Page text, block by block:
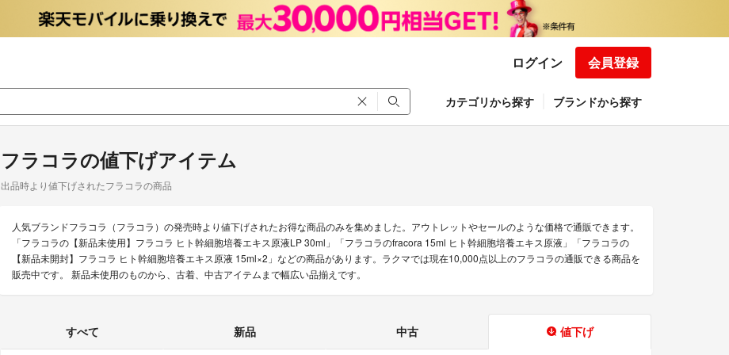
ログイン 会員登録
カテゴリから探す ブランドから探す
フラコラの値下げアイテム
出品時より値下げされたフラコラの商品
人気ブランドフラコラ（フラコラ）の発売時より値下げされたお得な商品のみを集めました。アウトレットやセールのような価格で通販できます。
「フラコラの【新品未使用】フラコラ ヒト幹細胞培養エキス原液LP 30ml」「フラコラのfracora 15ml ヒト幹細胞培養エキス原液」「フラコラの
【新品未開封】フラコラ ヒト幹細胞培養エキス原液 15ml×2」などの商品があります。ラクマでは現在10,000点以上のフラコラの通販できる商品を
販売中です。 新品未使用のものから、古着、中古アイテムまで幅広い品揃えです。
すべて 新品 中古 値下げ